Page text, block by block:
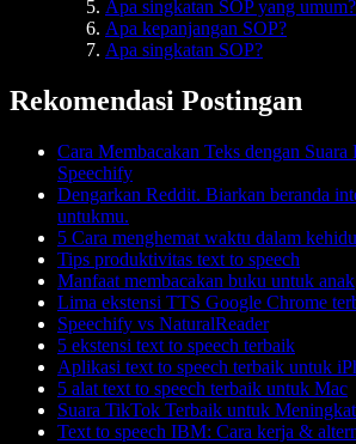
Apa singkatan SOP yang umum?
Apa kepanjangan SOP?
Apa singkatan SOP?
Rekomendasi Postingan
Cara Membacakan Teks dengan Suara
Speechify
Dengarkan Reddit. Biarkan beranda
untukmu.
5 Cara menghemat waktu dalam
Tips produktivitas text to speech
Manfaat membacakan buku untuk anak
Lima ekstensi TTS Google Chrome
Speechify vs NaturalReader
5 ekstensi text to speech terbaik
Aplikasi text to speech terbaik untuk
5 alat text to speech terbaik untuk Mac
Suara TikTok Terbaik untuk
Text to speech IBM: Cara kerja &